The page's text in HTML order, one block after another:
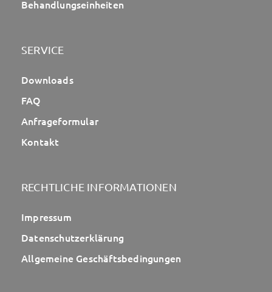
Behandlungseinheiten
SERVICE
Downloads
FAQ
Anfrageformular
Kontakt
RECHTLICHE INFORMATIONEN
Impressum
Datenschutzerklärung
Allgemeine Geschäftsbedingungen